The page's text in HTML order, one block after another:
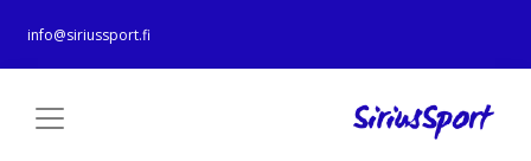
info@siriussport.fi